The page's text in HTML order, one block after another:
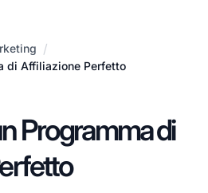
/
di Affiliazione Perfetto
Programma di